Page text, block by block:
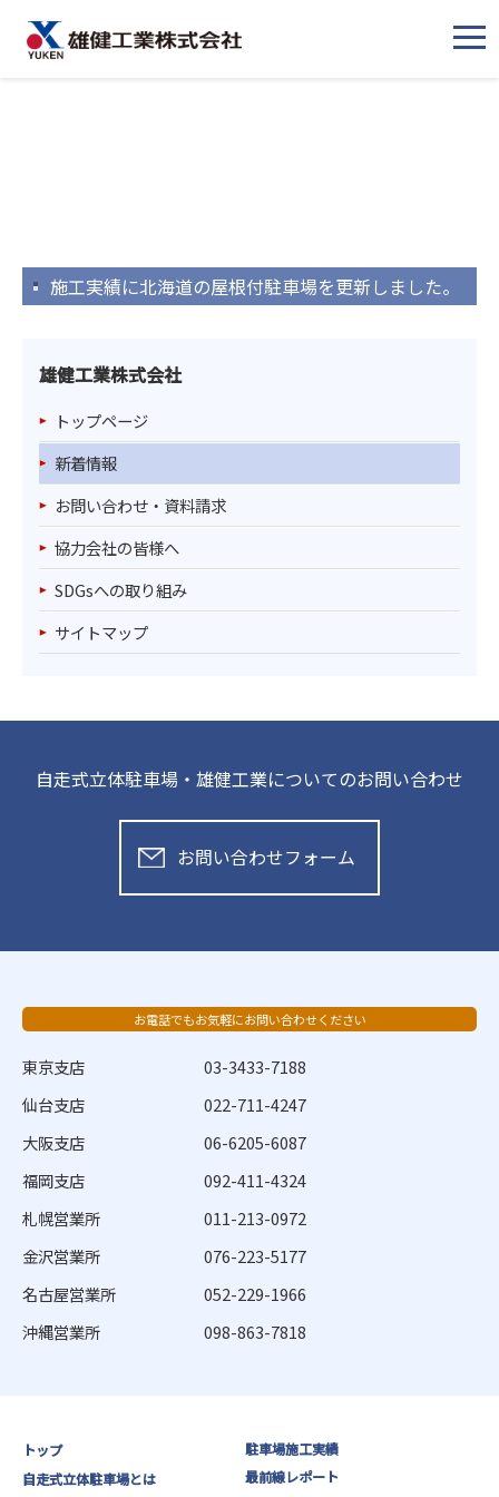
メ
施工実績に北海道の屋根付駐車場を更新しました。
雄健工業株式会社
トップページ
新着情報
お問い合わせ・資料請求
協力会社の皆様へ
SDGsへの取り組み
サイトマップ
自走式立体駐車場・雄健工業についてのお問い合わせ
お問い合わせフォーム
お電話でもお気軽にお問い合わせください
東京支店
03-3433-7188
仙台支店
022-711-4247
大阪支店
06-6205-6087
福岡支店
092-411-4324
札幌営業所
011-213-0972
金沢営業所
076-223-5177
名古屋営業所
052-229-1966
沖縄営業所
098-863-7818
トップ
自走式立体駐車場とは
駐車場施工実績
最前線レポート